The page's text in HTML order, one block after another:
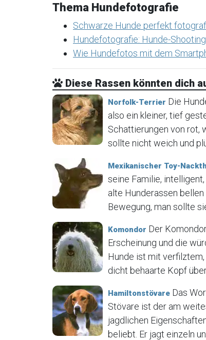
Thema Hundefotografie
Schwarze Hunde perfekt
Hundefotografie: Hunde-
Wie Hundefotos mit dem
Diese Rassen könnten dich
Norfolk-Terrier Die
also ein kleiner, tief
Schattierungen von rot,
sollte nicht weich und
Mexikanischer Toy-
seine Familie,
alte Hunderassen
Bewegung, man sollte
Komondor Der
Erscheinung und die
Hunde ist mit
dicht behaarte Kopf
Hamiltonstövare Das
Stövare ist der am
jagdlichen
beliebt. Er jagt einzeln